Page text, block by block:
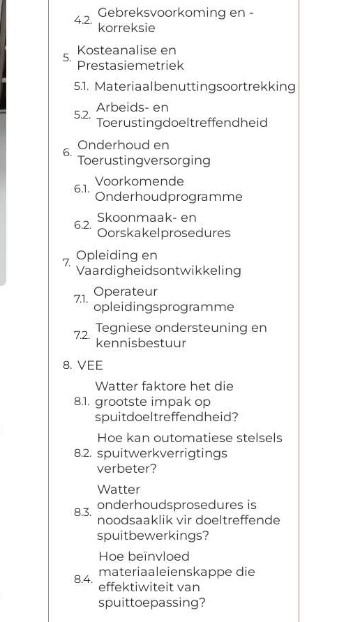
Gebreksvoorkoming en -
korreksie
Kosteanalise en
Prestasiemetriek
Materiaalbenuttingsoortrekking
Arbeids- en
Toerustingdoeltreffendheid
Onderhoud en
Toerustingversorging
Voorkomende
Onderhoudprogramme
Skoonmaak- en
Oorskakelprosedures
Opleiding en
Vaardigheidsontwikkeling
Operateur
opleidingsprogramme
Tegniese ondersteuning en
kennisbestuur
VEE
Watter faktore het die
grootste impak op
spuitdoeltreffendheid?
Hoe kan outomatiese stelsels
spuitwerkverrigtings
verbeter?
Watter
onderhoudsprosedures is
noodsaaklik vir doeltreffende
spuitbewerkings?
Hoe beïnvloed
materiaaleienskappe die
effektiwiteit van
spuittoepassing?